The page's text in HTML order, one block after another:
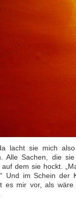
lacht sie mich
Alle Sachen, die
auf dem sie hockt.
Und im Schein der
es mir vor, als